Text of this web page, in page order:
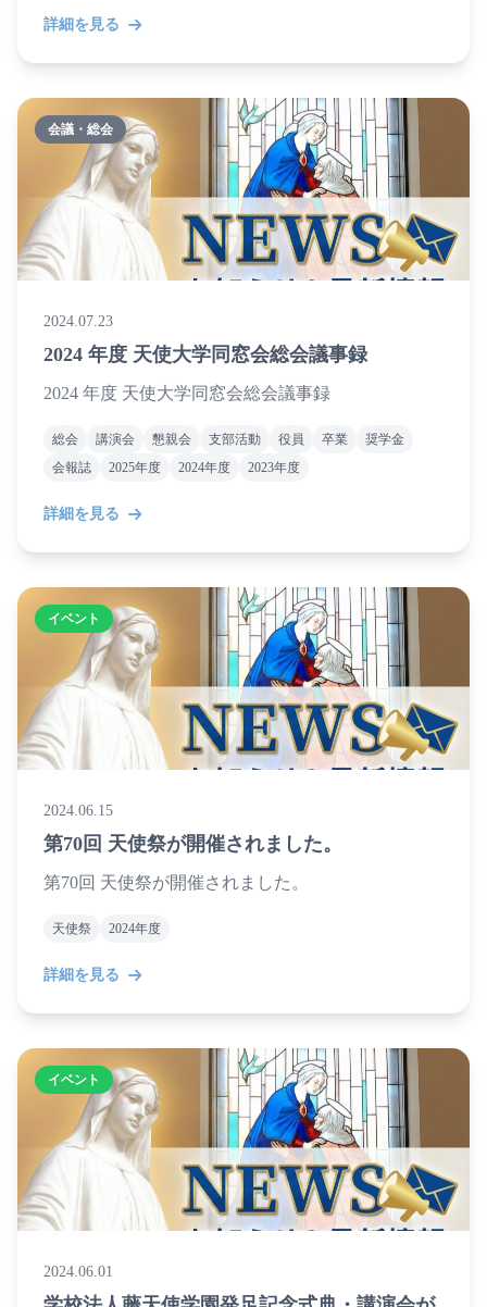
詳細を見る
会議・総会
2024.07.23
2024 年度 天使大学同窓会総会議事録
2024 年度 天使大学同窓会総会議事録
総会 講演会 懇親会 支部活動 役員 卒業
奨学金
会報誌
2025年度 2024年度 2023年度
詳細を見る
イベント
2024.06.15
第70回 天使祭が開催されました。
第70回 天使祭が開催されました。
天使祭 2024年度
詳細を見る
イベント
2024.06.01